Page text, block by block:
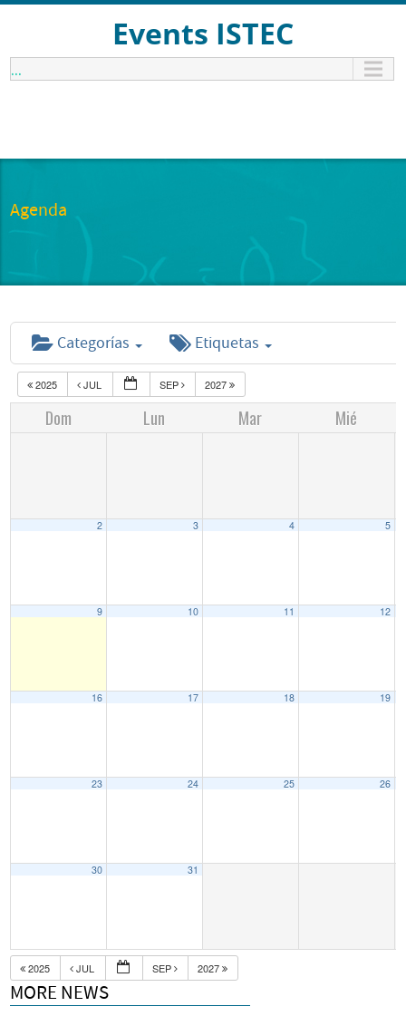
Events ISTEC
...
Agenda
Categorías Etiquetas
2025 JUL SEP 2027
Dom Lun Mar Mié
2 3 4 5
9 10 11 12
16 17 18 19
23 24 25 26
30 31
2025 JUL SEP 2027
MORE NEWS